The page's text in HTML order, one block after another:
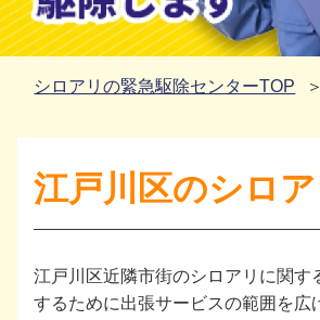
シロアリの緊急駆除センターTOP
江戸川区のシロ
江戸川区近隣市街のシロアリに関す
するために出張サービスの範囲を広